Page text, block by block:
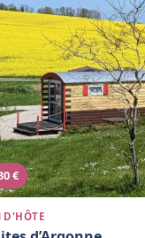
€
D'HÔTE